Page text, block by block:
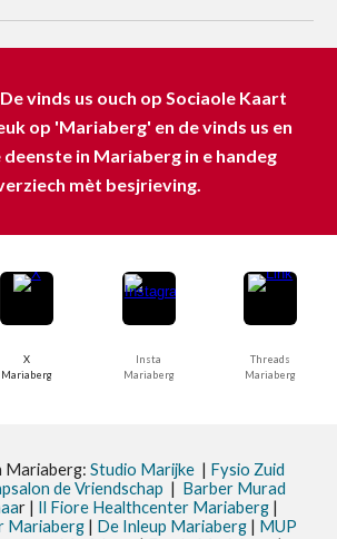
vinds us ouch op Sociaole Kaart
op 'Mariaberg' en de vinds us en
deenste in Mariaberg in e handeg
mèt besjrieving.
X
Mariaberg
Insta
Mariaberg
Threads
Mariaberg
Mariaberg: Studio Marijke | Fysio Zuid
de Vriendschap | Barber Murad
r | Il Fiore Healthcenter Mariaberg|
Mariaberg| De Inleup Mariaberg| MUP